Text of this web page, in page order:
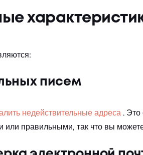
писем
недействительные адреса . Это
правильными, так что вы